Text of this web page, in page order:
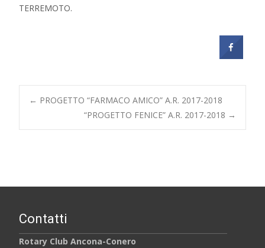
TERREMOTO.
Post
← PROGETTO “FARMACO AMICO” A.R. 2017-2018
“PROGETTO FENICE” A.R. 2017-2018 →
Contatti
Rotary Club Ancona-Conero